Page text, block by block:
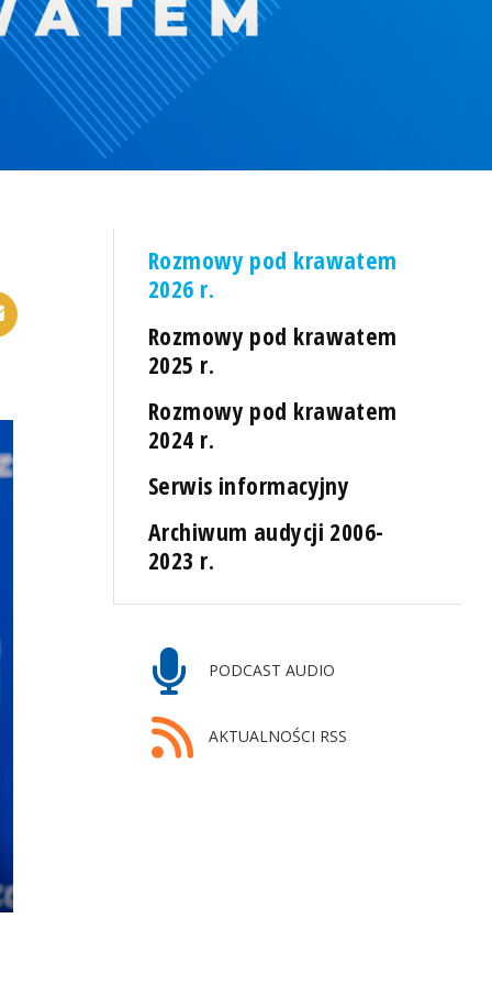
Rozmowy pod krawatem
2026 r.
Rozmowy pod krawatem
2025 r.
Rozmowy pod krawatem
2024 r.
Serwis informacyjny
Archiwum audycji 2006-
2023 r.
PODCAST AUDIO
AKTUALNOŚCI RSS